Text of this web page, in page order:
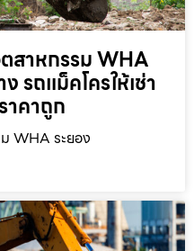
สาหกรรม WHA
รถแม็คโครให้เช่า
าคาถูก
WHA ระยอง